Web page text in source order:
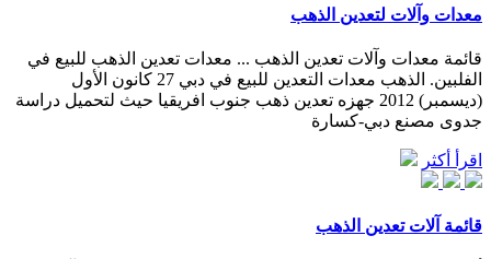
معدات وآلات لتعدين الذهب
قائمة معدات وآلات تعدين الذهب ... معدات تعدين الذهب للبيع في
الفلبين. الذهب معدات التعدين للبيع في دبي 27 كانون الأول
(ديسمبر) 2012 جهزه تعدين ذهب جنوب افريقيا حيث لتحميل دراسة
جدوى مصنع دبي-كسارة
اقرأ أكثر
قائمة آلات تعدين الذهب